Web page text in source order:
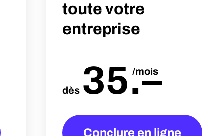
toute votre
entreprise
dès 35 /mois
.–
Conclure en ligne